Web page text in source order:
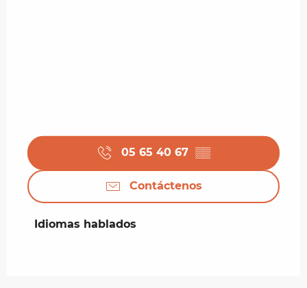
05 65 40 67 ▒▒
Contáctenos
Idiomas hablados
Idiomas hablados